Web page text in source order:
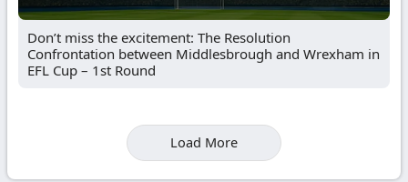
Don’t miss the excitement: The Resolution
Confrontation between Middlesbrough and Wrexham in
EFL Cup – 1st Round
Load More